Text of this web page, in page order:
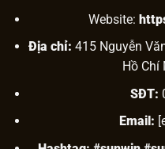
Website:
Địa chỉ: 415 Nguyễn
Hồ Chí
SĐT:
Email: